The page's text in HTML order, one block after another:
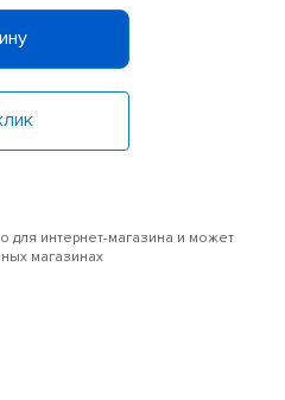
для интернет-магазина и может
магазинах